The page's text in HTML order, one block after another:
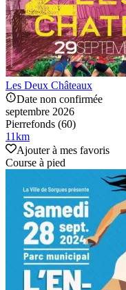
Les Deux Châteaux
Date non confirmée
septembre 2026
Pierrefonds (60)
11km
Ajouter à mes favoris
Course à pied